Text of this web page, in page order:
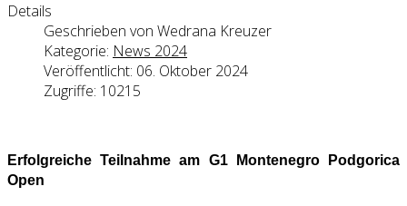
Details
Geschrieben von Wedrana Kreuzer
Kategorie: News 2024
Veröffentlicht: 06. Oktober 2024
Zugriffe: 10215
Erfolgreiche Teilnahme am G1 Montenegro Podgorica
Open